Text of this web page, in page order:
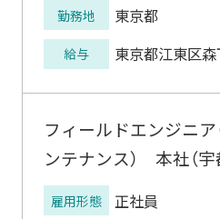
勤務地 東京都
給与 東京都江東区森
フィールドエンジニア
ンテナンス） 本社（宇
雇用形態 正社員